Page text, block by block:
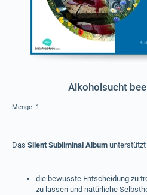
Alkoholsucht
Menge: 1
Das Silent Subliminal Album
die bewusste Entscheidung zu
zu lassen und natürliche